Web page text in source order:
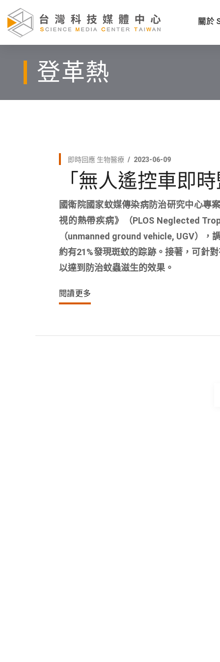
關於
登革熱
即時回應 生物醫療 2023-06-09
「無人遙控車即
國衛院國家蚊媒傳染病防治研究中心專
視的熱帶疾病》（PLOS Neglected
（unmanned ground vehicle, UGV）
約有21%發現斑蚊的踪跡。接著，可針
以達到防治蚊蟲滋生的效果。
閱讀更多